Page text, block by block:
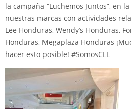
la campaña “Luchemos Juntos”, en
nuestras marcas con actividades
Lee Honduras, Wendy’s Honduras,
Honduras, Megaplaza Honduras
hacer esto posible! #SomosCLL